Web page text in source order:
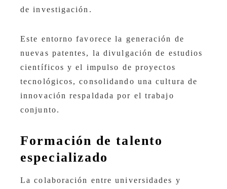
de investigación.
Este entorno favorece la generación de
nuevas patentes, la divulgación de estudios
científicos y el impulso de proyectos
tecnológicos, consolidando una cultura de
innovación respaldada por el trabajo
conjunto.
Formación de talento
especializado
La colaboración entre universidades y